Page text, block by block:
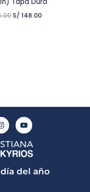
S/ 148.00
I
n
s
t
a
g
a
Y
o
u
t
u
b
del año